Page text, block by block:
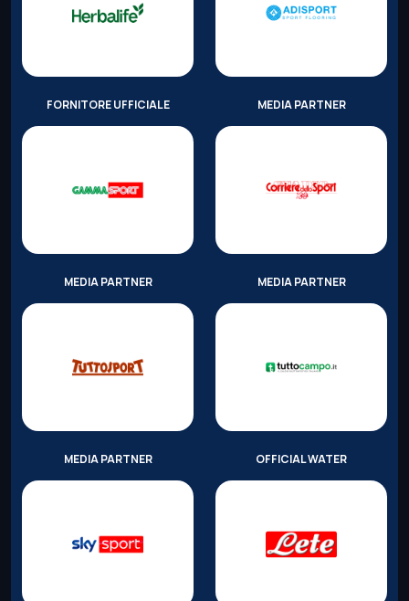
FORNITORE UFFICIALE MEDIA PARTNER
MEDIA PARTNER MEDIA PARTNER
MEDIA PARTNER OFFICIAL WATER